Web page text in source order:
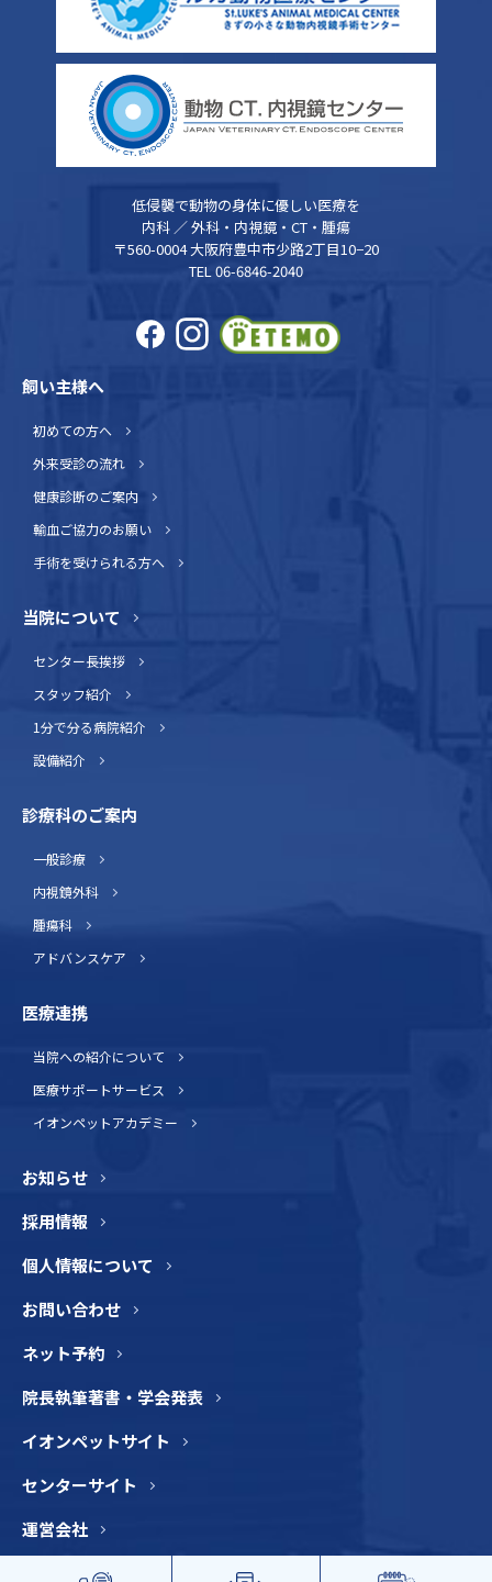
低侵襲で動物の身体に優しい医療を
内科 ／ 外科・内視鏡・CT・腫瘍
〒560-0004 大阪府豊中市少路2丁目10−20
TEL 06-6846-2040
飼い主様へ
初めての方へ
外来受診の流れ
健康診断のご案内
輸血ご協力のお願い
手術を受けられる方へ
当院について
センター長挨拶
スタッフ紹介
1分で分る病院紹介
設備紹介
診療科のご案内
一般診療
内視鏡外科
腫瘍科
アドバンスケア
医療連携
当院への紹介について
医療サポートサービス
イオンペットアカデミー
お知らせ
採用情報
個人情報について
お問い合わせ
ネット予約
院長執筆著書・学会発表
イオンペットサイト
センターサイト
運営会社